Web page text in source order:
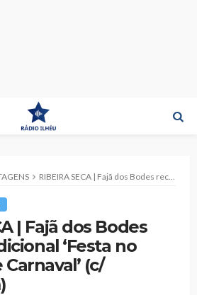
RIBEIRA SECA | Fajã dos Bodes recebeu tradicional ‘Festa no Domingo de Carnaval’ (c/ reportagem)
| Fajã dos Bodes
‘Festa no
(c/